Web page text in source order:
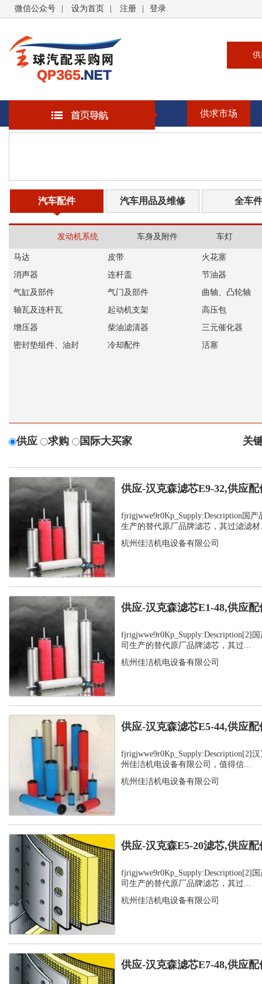
微信公众号 设为首页 注册 登录
供求市场
汽车配件 汽车用品及维修 全车件
发动机系统 车身及附件 车灯
马达 皮带
火花塞
消声器
连杆盖
节油器
气缸及部件
气门及部件
曲轴、凸轮轴
轴瓦及连杆瓦
起动机支架
高压包
增压器
柴油滤清器
三元催化器
密封垫组件、油封
冷却配件 活塞
供应 求购 国际大买家 关
供应-汉克森滤芯E9-32,供应配
fjrigjwwe9r0Kp_Supply:Description国
生产的替代原厂品牌滤芯，其过滤滤材
杭州佳洁机电设备有限公司
供应-汉克森滤芯E1-48,供应配
fjrigjwwe9r0Kp_Supply:Description[2]
司生产的替代原厂品牌滤芯，其过...
杭州佳洁机电设备有限公司
供应-汉克森滤芯E5-44,供应配
fjrigjwwe9r0Kp_Supply:Description[2]
州佳洁机电设备有限公司，值得信...
杭州佳洁机电设备有限公司
供应-汉克森E5-20滤芯,供应配
fjrigjwwe9r0Kp_Supply:Description[2]
司生产的替代原厂品牌滤芯，其过...
杭州佳洁机电设备有限公司
供应-汉克森滤芯E7-48,供应配